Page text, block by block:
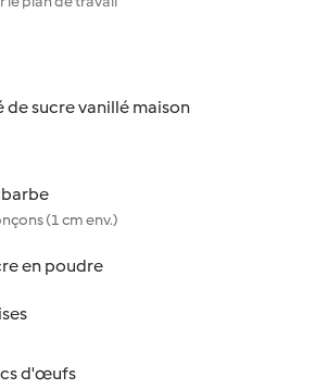
de sucre vanillé maison
(1 cm env.)
en poudre
d'œufs